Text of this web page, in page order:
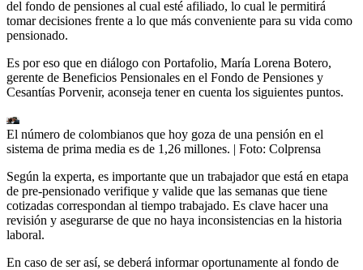
del fondo de pensiones al cual esté afiliado, lo cual le permitirá
tomar decisiones frente a lo que más conveniente para su vida como
pensionado.
Es por eso que en diálogo con Portafolio, María Lorena Botero,
gerente de Beneficios Pensionales en el Fondo de Pensiones y
Cesantías Porvenir, aconseja tener en cuenta los siguientes puntos.
El número de colombianos que hoy goza de una pensión en el
sistema de prima media es de 1,26 millones. | Foto: Colprensa
Según la experta, es importante que un trabajador que está en etapa
de pre-pensionado verifique y valide que las semanas que tiene
cotizadas correspondan al tiempo trabajado. Es clave hacer una
revisión y asegurarse de que no haya inconsistencias en la historia
laboral.
En caso de ser así, se deberá informar oportunamente al fondo de